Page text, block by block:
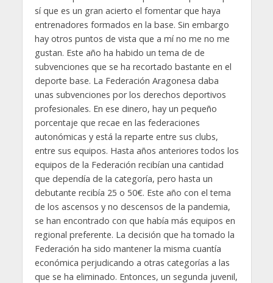
sí que es un gran acierto el fomentar que haya
entrenadores formados en la base. Sin embargo
hay otros puntos de vista que a mí no me no me
gustan. Este año ha habido un tema de de
subvenciones que se ha recortado bastante en el
deporte base. La Federación Aragonesa daba
unas subvenciones por los derechos deportivos
profesionales. En ese dinero, hay un pequeño
porcentaje que recae en las federaciones
autonómicas y está la reparte entre sus clubs,
entre sus equipos. Hasta años anteriores todos los
equipos de la Federación recibían una cantidad
que dependía de la categoría, pero hasta un
debutante recibía 25 o 50€. Este año con el tema
de los ascensos y no descensos de la pandemia,
se han encontrado con que había más equipos en
regional preferente. La decisión que ha tomado la
Federación ha sido mantener la misma cuantía
económica perjudicando a otras categorías a las
que se ha eliminado. Entonces, un segunda juvenil,